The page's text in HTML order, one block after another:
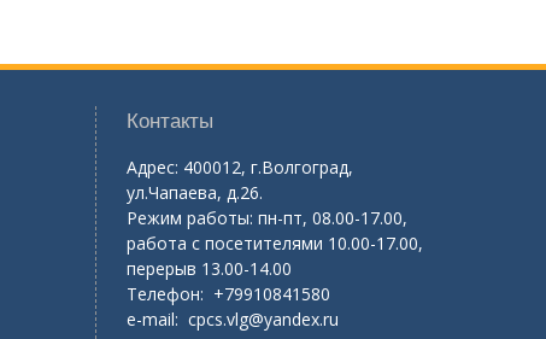
Контакты
Адрес: 400012, г.Волгоград,
ул.Чапаева, д.26.
Режим работы: пн-пт, 08.00-17.00,
работа с посетителями 10.00-17.00,
перерыв 13.00-14.00
Телефон: +79910841580
e-mail: cpcs.vlg@yandex.ru